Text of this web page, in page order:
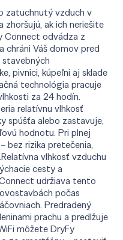
zatuchnutý vzduch v
zhoršujú, ak ich neriešite
Connect odvádza z
chráni Váš domov pred
stavebných
pivnici, kúpeľni aj sklade
technológia pracuje
za 24 hodín.
relatívnu vlhkosť
spúšťa alebo zastavuje,
hodnotu. Pri plnej
bez rizika pretečenia,
vlhkosť vzduchu
cesty a
udržiava tento
počas
Predradený
prachu a predlžuje
môžete DryFy